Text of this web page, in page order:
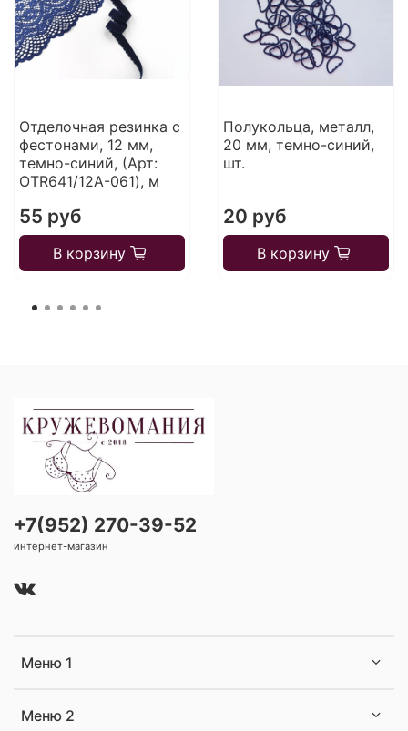
Отделочная резинка с
фестонами, 12 мм,
темно-синий, (Арт:
OTR641/12A-061), м
55 руб
В корзину
Полукольца, металл,
20 мм, темно-синий,
шт.
20 руб
В корзину
Меню 1
Меню 2
+7(952) 270-39-52
интернет-магазин